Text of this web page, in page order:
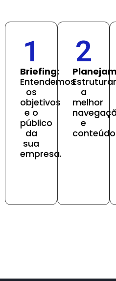
1
Briefing:
Entendemos
os
objetivos
e o
público
da
sua
empresa.
2
a
melhor
e